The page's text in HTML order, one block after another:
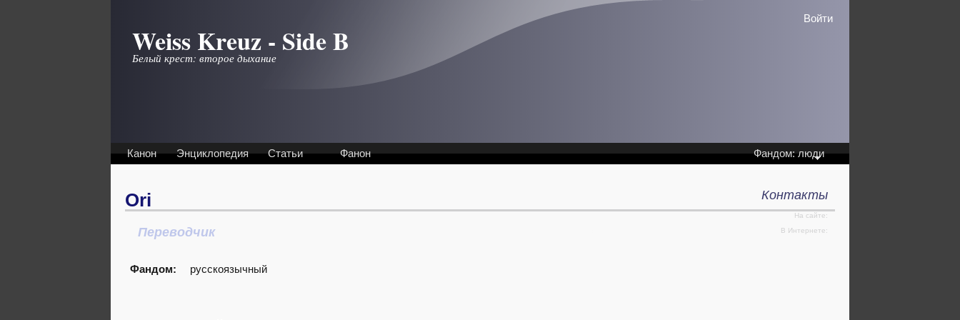
Weiss Kreuz - Side B
Белый крест: второе дыхание
Войти
Канон Энциклопедия Статьи Фанон Фандом: люди
Ori
Переводчик
Фандом: русскоязычный
Контакты
На сайте:
В Интернете: